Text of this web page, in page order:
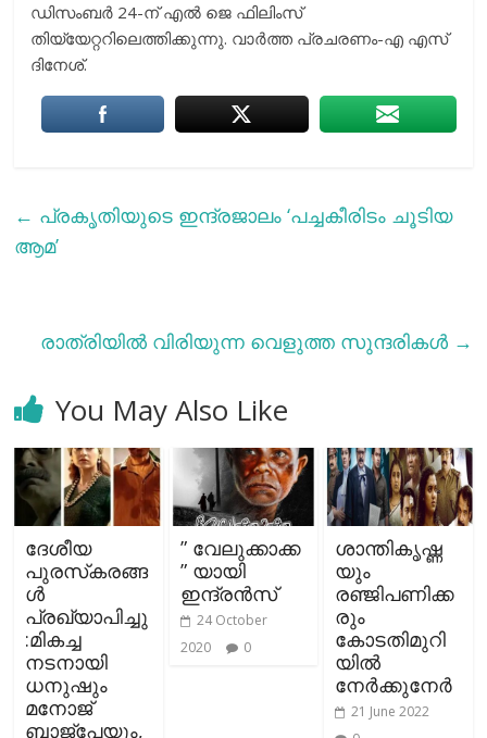
ഡിസംബർ 24-ന് എല്‍ ജെ ഫിലിംസ്
തിയ്യേറ്ററിലെത്തിക്കുന്നു. വാര്‍ത്ത പ്രചരണം-എ എസ്
ദിനേശ്.
← പ്രകൃതിയുടെ ഇന്ദ്രജാലം ‘പച്ചകീരിടം ചൂടിയ
ആമ’
രാത്രിയില്‍ വിരിയുന്ന വെളുത്ത സുന്ദരികൾ →
You May Also Like
ദേശീയ
പുരസ്‌കരങ്ങ
ൾ
പ്രഖ്യാപിച്ചു
:മികച്ച
നടനായി
ധനുഷും
മനോജ്
ബാജ്‌പേയും,
” വേലുക്കാക്ക
” യായി
ഇന്ദ്രന്‍സ്
24 October
2020
0
ശാന്തികൃഷ്ണ
യും
രഞ്ജിപണിക്ക
രും
കോടതിമുറി
യിൽ
നേർക്കുനേർ
21 June 2022